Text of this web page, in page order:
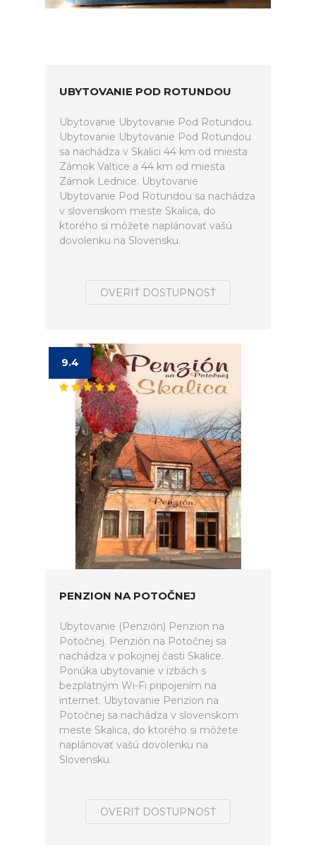
UBYTOVANIE POD ROTUNDOU
Ubytovanie Ubytovanie Pod Rotundou.
Ubytovanie Ubytovanie Pod Rotundou
sa nachádza v Skalici 44 km od miesta
Zámok Valtice a 44 km od miesta
Zámok Lednice. Ubytovanie
Ubytovanie Pod Rotundou sa nachádza
v slovenskom meste Skalica, do
ktorého si môžete naplánovať vašú
dovolenku na Slovensku.
OVERIŤ DOSTUPNOSŤ
9.4
PENZION NA POTOČNEJ
Ubytovanie (Penzión) Penzion na
Potočnej. Penzión na Potočnej sa
nachádza v pokojnej časti Skalice.
Ponúka ubytovanie v izbách s
bezplatným Wi-Fi pripojením na
internet. Ubytovanie Penzion na
Potočnej sa nachádza v slovenskom
meste Skalica, do ktorého si môžete
naplánovať vašú dovolenku na
Slovensku.
OVERIŤ DOSTUPNOSŤ